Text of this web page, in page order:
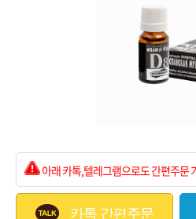
아래 카톡,텔레그램으로도 간편주문
카톡 간편주문